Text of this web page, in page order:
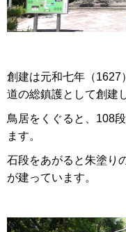
創建は元和七年（1627
道の総鎮護として創建
鳥居をくぐると、108
ます。
石段をあがると朱塗り
が建っています。